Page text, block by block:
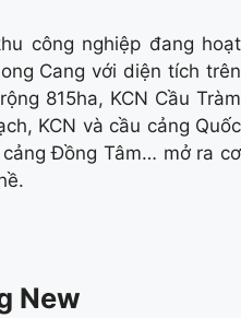
công nghiệp đang hoạt
Cang với diện tích trên
815ha, KCN Cầu Tràm
KCN và cầu cảng Quốc
Đồng Tâm… mở ra cơ
New